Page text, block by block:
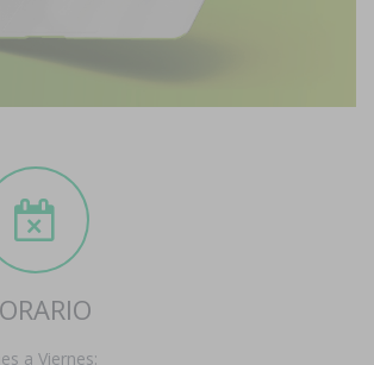
a Viernes: